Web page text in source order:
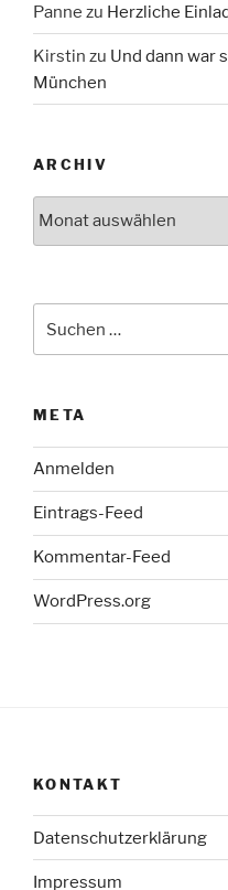
Panne zu Herzliche
Kirstin zu Und dann war
München
ARCHIV
nach:
META
Anmelden
Eintrags-Feed
Kommentar-Feed
WordPress.org
KONTAKT
Datenschutzerklärung
Impressum